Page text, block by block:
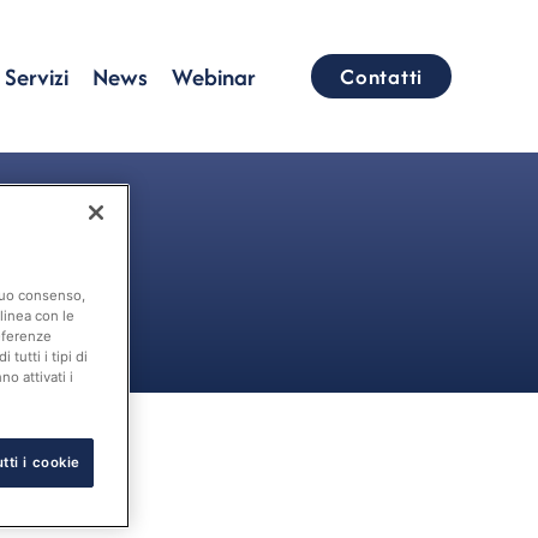
Servizi News Webinar Contatti
consenso,
con le
tutti i tipi di
attivati i
i cookie